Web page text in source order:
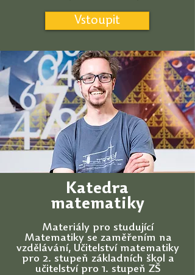
Vstoupit
Katedra
matematiky
Materiály pro studující
Matematiky se zaměřením na
vzdělávání, Učitelství matematiky
pro 2. stupeň základních škol a
učitelství pro 1. stupeň ZŠ